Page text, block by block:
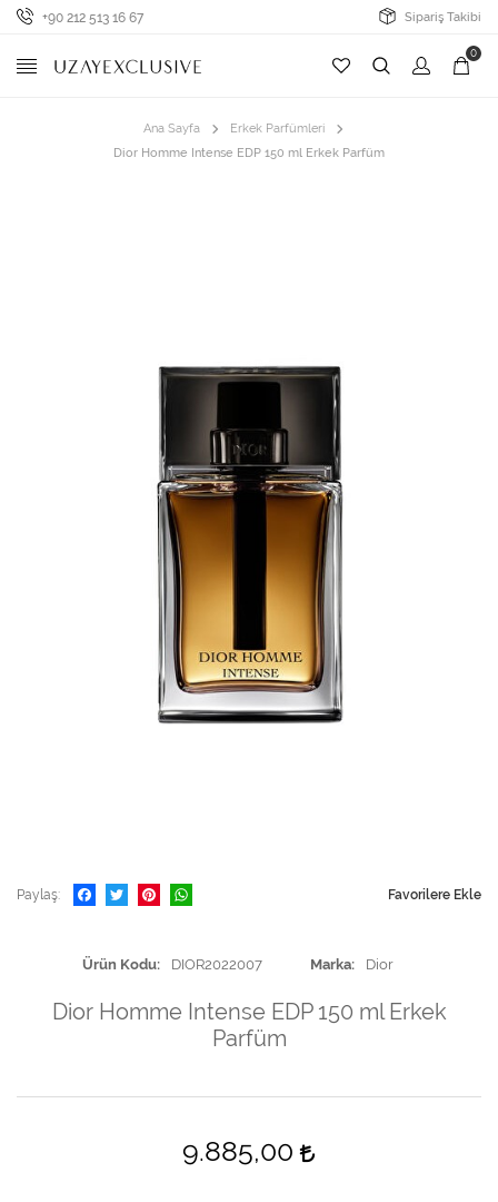
+90 212 513 16 67 Sipariş Takibi
0
Ana Sayfa
Erkek Parfümleri
Dior Homme Intense EDP 150 ml Erkek Parfüm
Paylaş Favorilere Ekle
Ürün Kodu DIOR2022007 Marka Dior
Dior Homme Intense EDP 150 ml Erkek
Parfüm
9.885,00